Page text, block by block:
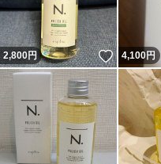
2,800円 いいね！
4,100円